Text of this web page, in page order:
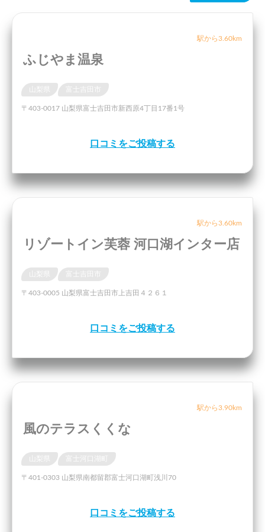
駅から3.60km
ふじやま温泉
山梨県
〒403-0017 山梨県富士吉田市新西原4丁目17番1号
口コミをご投稿する
駅から3.60km
リゾートイン芙蓉 河口湖インター店
山梨県
〒403-0005 山梨県富士吉田市上吉田４２６１
口コミをご投稿する
駅から3.90km
風のテラスくくな
山梨県
〒401-0303 山梨県南都留郡富士河口湖町浅川70
口コミをご投稿する